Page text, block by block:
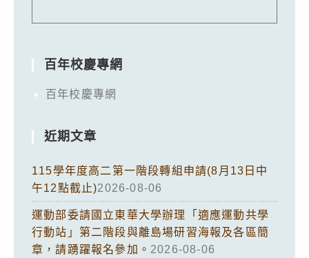
百年校慶專網
百年校慶專網
近期文章
115學年度高二第一階段轉組申請(8月13日中
午12點截止)2026-08-06
運動部委請國立東華大學辦理「適應運動共學
行動站」第二階段與離島場研習海報及各區簡
章，請踴躍報名參加。 2026-08-06